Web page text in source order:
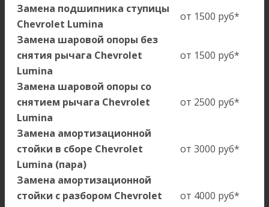
Замена подшипника ступицы
Chevrolet Lumina
от 1500 руб*
Замена шаровой опоры без
снятия рычага Chevrolet
Lumina
от 1500 руб*
Замена шаровой опоры со
снятием рычага Chevrolet
Lumina
от 2500 руб*
Замена амортизационной
стойки в сборе Chevrolet
Lumina (пара)
от 3000 руб*
Замена амортизационной
стойки с разбором Chevrolet
от 4000 руб*